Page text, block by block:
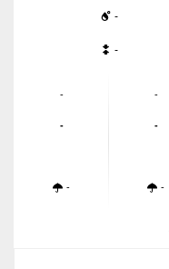
-
-
-
-
-
-
-
-